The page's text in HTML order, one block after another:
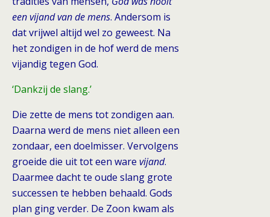
een vijand van de mens. Andersom is
dat vrijwel altijd wel zo geweest. Na
het zondigen in de hof werd de mens
vijandig tegen God.
‘Dankzij de slang.’
Die zette de mens tot zondigen aan.
Daarna werd de mens niet alleen een
zondaar, een doelmisser. Vervolgens
groeide die uit tot een ware vijand.
Daarmee dacht te oude slang grote
successen te hebben behaald. Gods
plan ging verder. De Zoon kwam als